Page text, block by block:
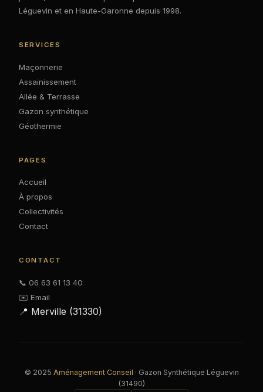
Léguevin et en Haute-Garonne depuis 1998.
SERVICES
Maçonnerie
Assainissement
Allée & Terrasse
Gazon synthétique
Géothermie
PAGES
Accueil
À propos
Collectivités
Contact
CONTACT
📞 06 63 61 13 40
✉️ Email
📍 Merville (31330)
© 2025 Aménagement Conseil · Gazon Synthétique Léguevin
(31490)